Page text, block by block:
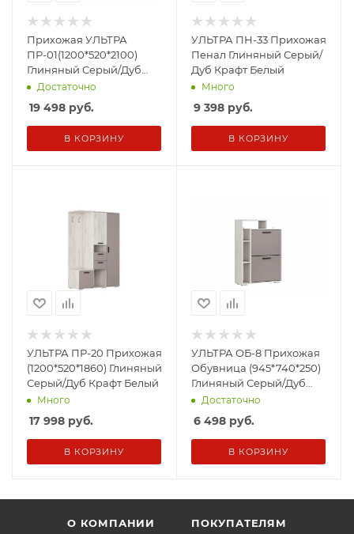
Прихожая УЛЬТРА
ПР-01(1200*520*2100)
Глиняный Серый/Дуб
Крафт Белый
Достаточно
19 498 руб.
В КОРЗИНУ
УЛЬТРА ПН-33 Прихожая
Пенал Глиняный Серый/
Дуб Крафт Белый
Много
9 398 руб.
В КОРЗИНУ
УЛЬТРА ПР-20 Прихожая
(1200*520*1860) Глиняный
Серый/Дуб Крафт Белый
Много
17 998 руб.
В КОРЗИНУ
УЛЬТРА ОБ-8 Прихожая
Обувница (945*740*250)
Глиняный Серый/Дуб
Крафт Белый
Достаточно
6 498 руб.
В КОРЗИНУ
О КОМПАНИИ ПОКУПАТЕЛЯМ